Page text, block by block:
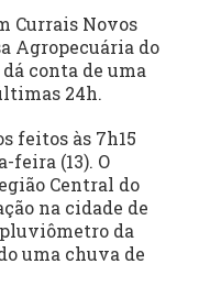
Currais Novos
Agropecuária do
conta de uma
24h.
feitos às 7h15
feira (13). O
Central do
na cidade de
da
uma chuva de